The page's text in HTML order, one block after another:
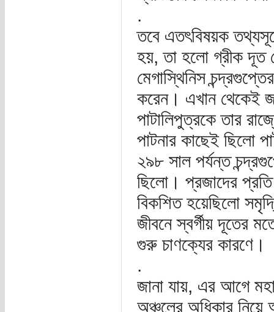
.
তবে এতৎবিষয়ক
হয়, তা হলো গ্রীক দূত
মেগাস্থিনিস
করেন। এখান থেকেই
পাটালিপুত্রকে তার
পাটনার কাছেই ছিলো
২৯৮ সাল পর্যন্ত
ছিলো। প্রজাদের প্রতি
বিকশিত হয়েছিলো
জীবনে স্বর্গীয় দূতের
গুরু চাণক্যের কারণে।
.
জানা যায়, এর আগে
অঞ্চলের অধিকার